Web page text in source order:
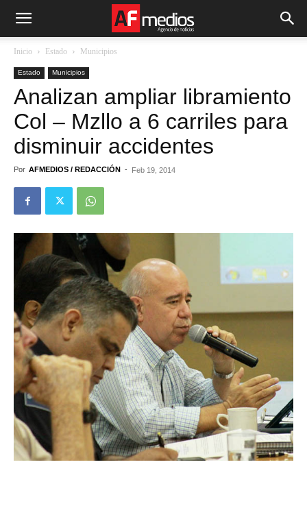
Inicio Estado Municipios
Estado Municipios
Analizan ampliar libramiento
Col – Mzllo a 6 carriles para
disminuir accidentes
Por AFMEDIOS / REDACCIÓN - Feb 19, 2014